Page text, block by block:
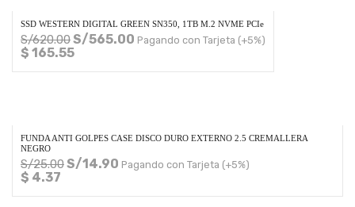
SSD WESTERN DIGITAL GREEN SN350, 1TB M.2 NVME PCIe
S/620.00S/565.00 Pagando con Tarjeta (+5%)
$ 165.55
FUNDA ANTI GOLPES CASE DISCO DURO EXTERNO 2.5 CREMALLERA
NEGRO
S/25.00S/14.90 Pagando con Tarjeta (+5%)
$ 4.37